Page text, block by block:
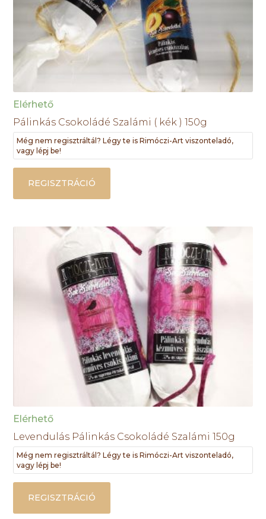
Elérhető
Pálinkás Csokoládé Szalámi ( kék ) 150g
Még nem regisztráltál? Légy te is Rimóczi-Art viszonteladó,
vagy lépj be!
REGISZTRÁCIÓ
Elérhető
Levendulás Pálinkás Csokoládé Szalámi 150g
Még nem regisztráltál? Légy te is Rimóczi-Art viszonteladó,
vagy lépj be!
REGISZTRÁCIÓ